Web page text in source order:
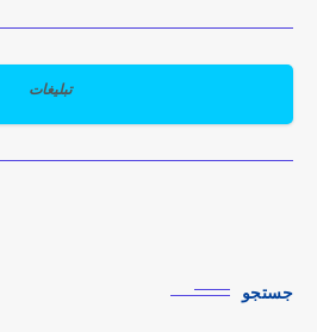
تبلیغات
جستجو